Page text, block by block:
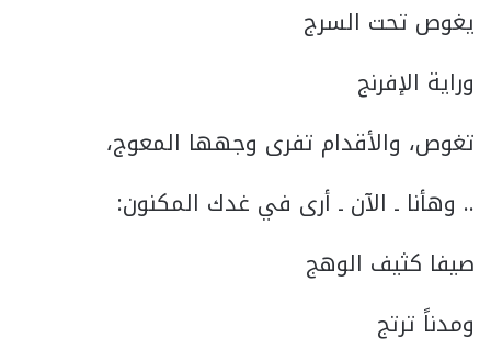
يغوص تحت السرج
وراية الإفرنج
تغوص، والأقدام تفرى وجهها المعوج،
.. وهأنا ـ الآن ـ أرى في غدك المكنون:
صيفا كثيف الوهج
ومدناً ترتج